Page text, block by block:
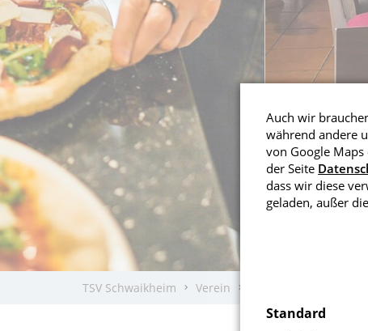
TSV Schwaikheim Verein
Auch wir
während andere
von Google
der Seite
dass wir diese
geladen, außer
Standard